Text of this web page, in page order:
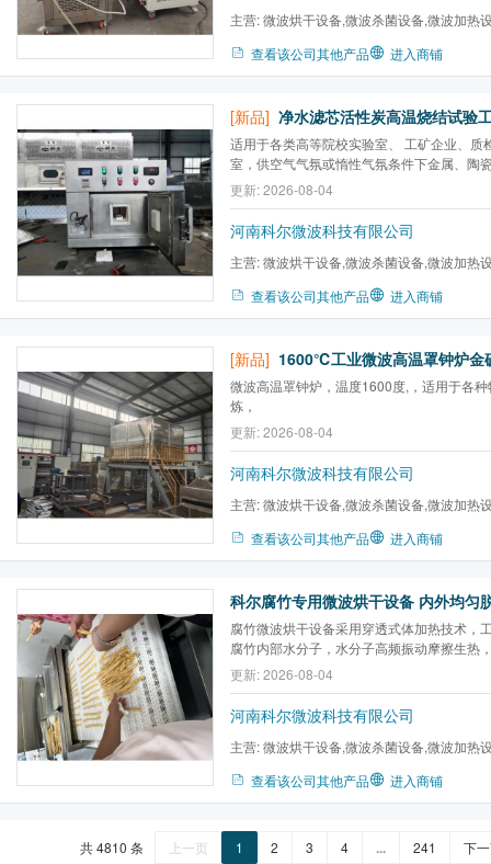
主营:微波烘干设备,微波杀菌设备,微波加热
查看该公司其他产品 进入商铺
[新品]
适用于各类高等院校实验室、 工矿企业、质
室，供空气气氛或惰性气氛条件下金属、陶
烧和小型工价等的加热、 焙烧、烘干、热处
更新: 2026-08-04
河南科尔微波科技有限公司
主营:微波烘干设备,微波杀菌设备,微波加热
查看该公司其他产品 进入商铺
[新品]
微波高温罩钟炉，温度1600度,，适用于各
炼，
更新: 2026-08-04
河南科尔微波科技有限公司
主营:微波烘干设备,微波杀菌设备,微波加热
查看该公司其他产品 进入商铺
腐竹微波烘干设备采用穿透式体加热技术，
腐竹内部水分子，水分子高频振动摩擦生热
脱水
更新: 2026-08-04
河南科尔微波科技有限公司
主营:微波烘干设备,微波杀菌设备,微波加热
查看该公司其他产品 进入商铺
共 4810 条 上一页 1 2 3 4 ... 241 下